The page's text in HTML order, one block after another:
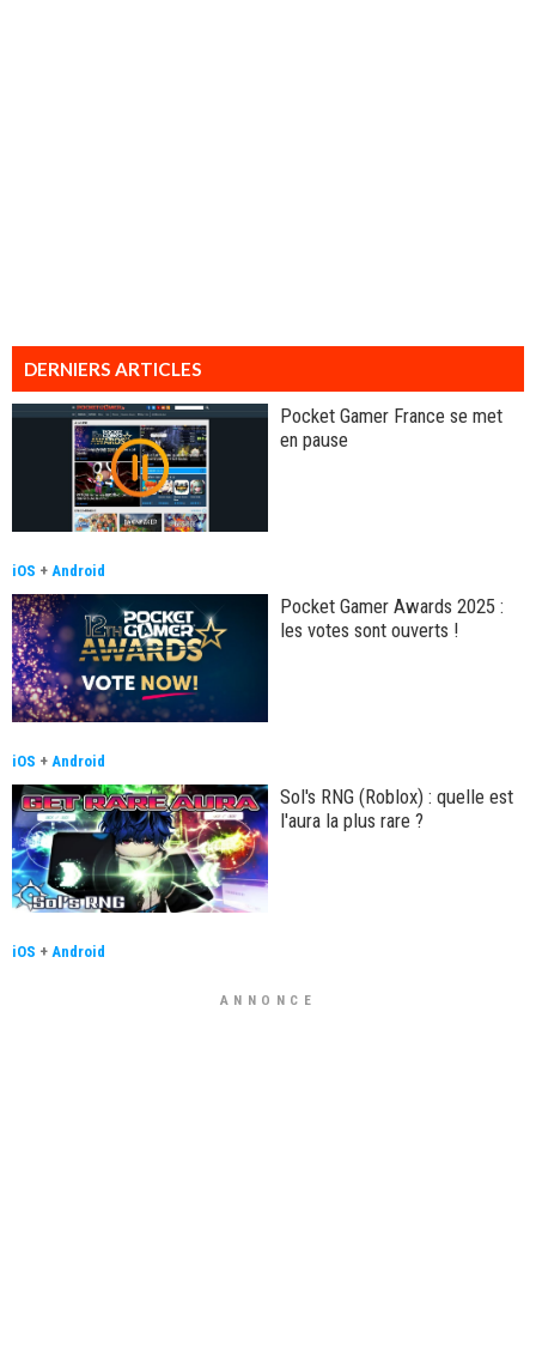
DERNIERS ARTICLES
Pocket Gamer France se met
en pause
iOS + Android
Pocket Gamer Awards 2025 :
les votes sont ouverts !
iOS + Android
Sol's RNG (Roblox) : quelle est
l'aura la plus rare ?
iOS + Android
ANNONCE